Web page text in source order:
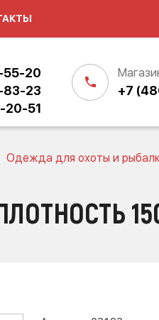
55-20
83-23
20-51
+7
Одежда для охоты и